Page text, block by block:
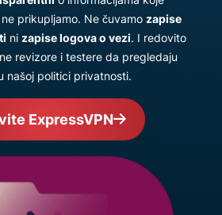
prikupljamo. Ne čuvamo zapise
ni zapise logova o vezi. I redovito
revizore i testere da pregledaju
našoj politici privatnosti.
ExpressVPN